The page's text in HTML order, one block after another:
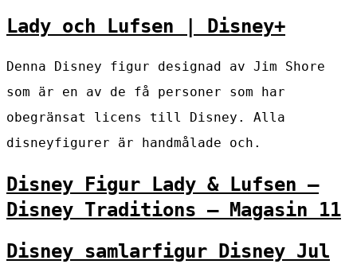
Lady och Lufsen | Disney+
Denna Disney figur designad av Jim Shore
som är en av de få personer som har
obegränsat licens till Disney. Alla
disneyfigurer är handmålade och.
Disney Figur Lady & Lufsen –
Disney Traditions – Magasin 11
Disney samlarfigur Disney Jul